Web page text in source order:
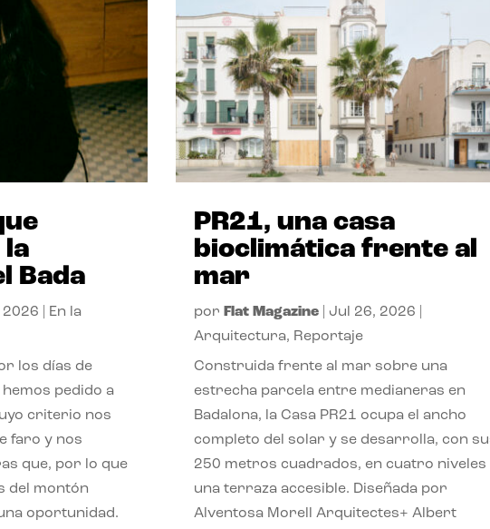
Bada
2026
En la
los días de
pedido a
criterio nos
faro y nos
que, por lo que
del montón
oportunidad.
PR21, una casa
bioclimática frente al
mar
por Flat Magazine| Jul 26, 2026
Arquitectura, Reportaje
Construida frente al mar sobre una
estrecha parcela entre medianeras en
Badalona, la Casa PR21 ocupa el ancho
completo del solar y se desarrolla, con
250 metros cuadrados, en cuatro niveles
una terraza accesible. Diseñada por
Alventosa Morell Arquitectes+ Albert